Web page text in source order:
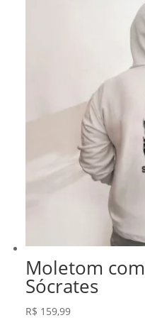
Moletom
Sócrates
R$ 159,99